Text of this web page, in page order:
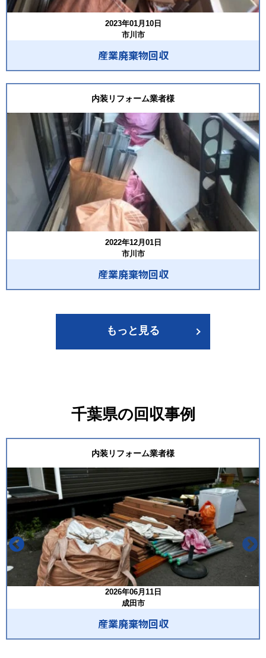
2023年01月10日
市川市
産業廃棄物回収
内装リフォーム業者様
2022年12月01日
市川市
産業廃棄物回収
もっと見る
千葉県の回収事例
内装リフォーム業者様
2026年06月11日
成田市
産業廃棄物回収